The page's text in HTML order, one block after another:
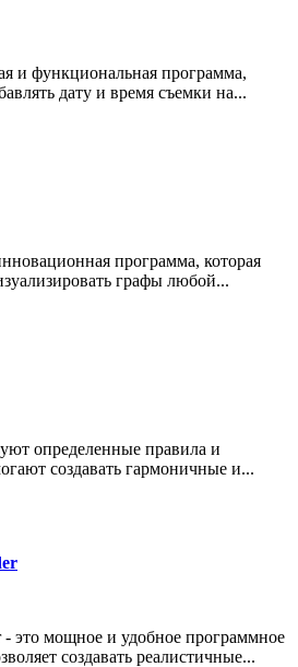
и функциональная программа,
дату и время съемки на...
программа, которая
графы любой...
определенные правила и
создавать гармоничные и...
- это мощное и удобное программное
создавать реалистичные...